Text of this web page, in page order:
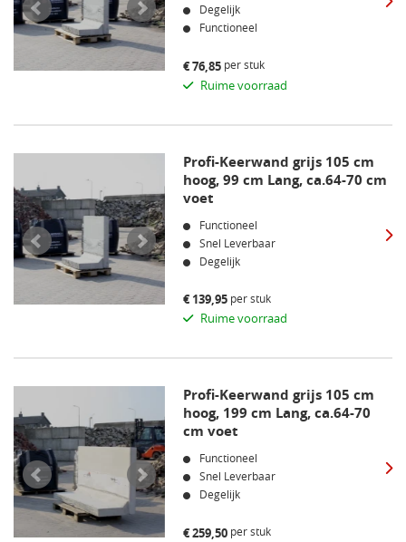
Degelijk
Functioneel
€76,85 per stuk
Ruime voorraad
Profi-Keerwand grijs 105 cm
hoog, 99 cm Lang, ca.64-70 cm
voet
Functioneel
Snel Leverbaar
Degelijk
€ 139,95 per stuk
Ruime voorraad
Profi-Keerwand grijs 105 cm
hoog, 199 cm Lang, ca.64-70
cm voet
Functioneel
Snel Leverbaar
Degelijk
€259,50 per stuk